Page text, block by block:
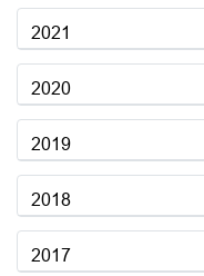
2021
2020
2019
2018
2017